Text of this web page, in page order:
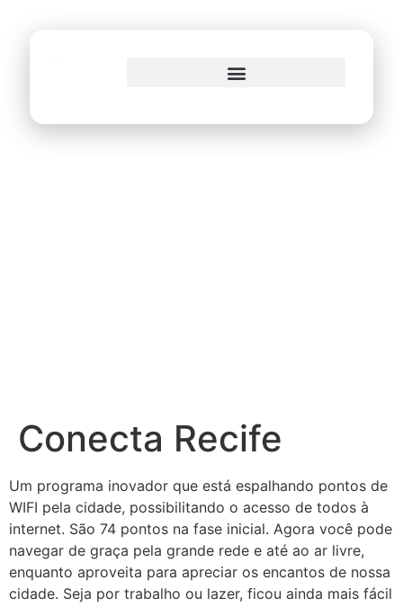
Conecta Recife
Um programa inovador que está espalhando pontos de
WIFI pela cidade, possibilitando o acesso de todos à
internet. São 74 pontos na fase inicial. Agora você pode
navegar de graça pela grande rede e até ao ar livre,
enquanto aproveita para apreciar os encantos de nossa
cidade. Seja por trabalho ou lazer, ficou ainda mais fácil